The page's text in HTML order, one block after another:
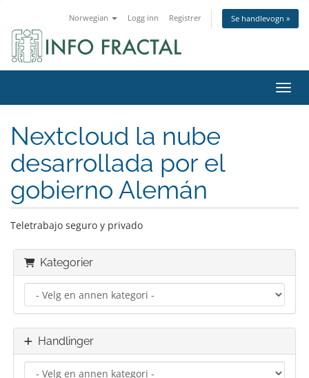
Norwegian Logg inn Registrer Se handlevogn »
Bytt
Nextcloud la nube
desarrollada por el
gobierno Alemán
Teletrabajo seguro y privado
Kategorier
Handlinger